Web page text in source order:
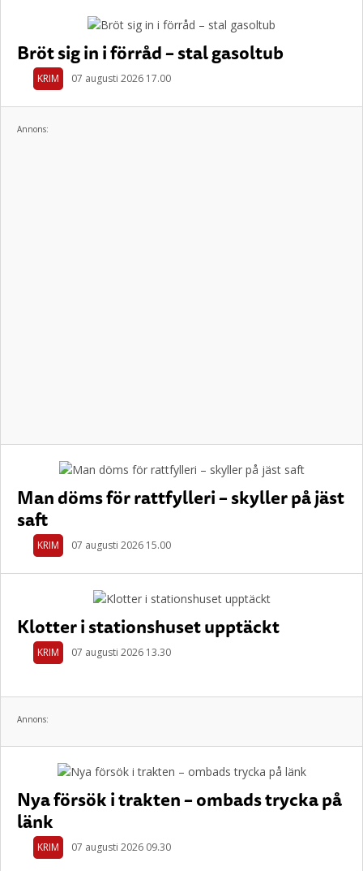
Bröt sig in i förråd – stal gasoltub
KRIM 07 augusti 2026 17.00
Annons:
Man döms för rattfylleri – skyller på jäst
saft
KRIM 07 augusti 2026 15.00
Klotter i stationshuset upptäckt
KRIM 07 augusti 2026 13.30
Annons:
Nya försök i trakten – ombads trycka på
länk
KRIM 07 augusti 2026 09.30